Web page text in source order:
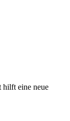
hilft eine neue